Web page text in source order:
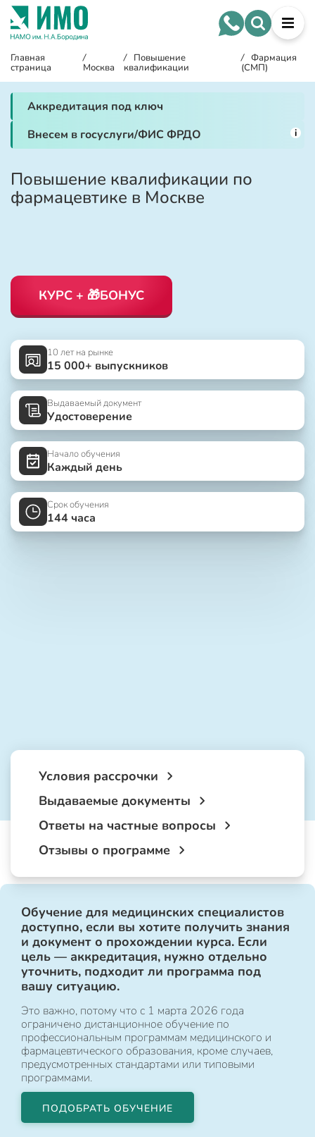
Главная
страница
/
Москва
/ Повышение
квалификации
/ Фармация
(СМП)
Аккредитация под ключ
Внесем в госуслуги/ФИС ФРДО
i
Повышение квалификации по
фармацевтике в Москве
КУРС + 🎁БОНУС
10 лет на рынке
15 000+ выпускников
Выдаваемый документ
Удостоверение
Начало обучения
Каждый день
Срок обучения
144 часа
Условия рассрочки
Выдаваемые документы
Ответы на частные вопросы
Отзывы о программе
Обучение для медицинских специалистов
доступно, если вы хотите получить знания
и документ о прохождении курса. Если
цель — аккредитация, нужно отдельно
уточнить, подходит ли программа под
вашу ситуацию.
Это важно, потому что с 1 марта 2026 года
ограничено дистанционное обучение по
профессиональным программам медицинского и
фармацевтического образования, кроме случаев,
предусмотренных стандартами или типовыми
программами.
ПОДОБРАТЬ ОБУЧЕНИЕ